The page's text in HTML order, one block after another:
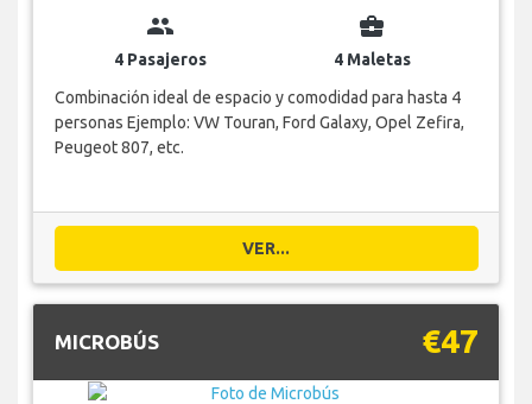
group
4 Pasajeros
business_center
4 Maletas
Combinación ideal de espacio y comodidad para hasta 4
personas Ejemplo: VW Touran, Ford Galaxy, Opel Zefira,
Peugeot 807, etc.
VER...
MICROBÚS €47